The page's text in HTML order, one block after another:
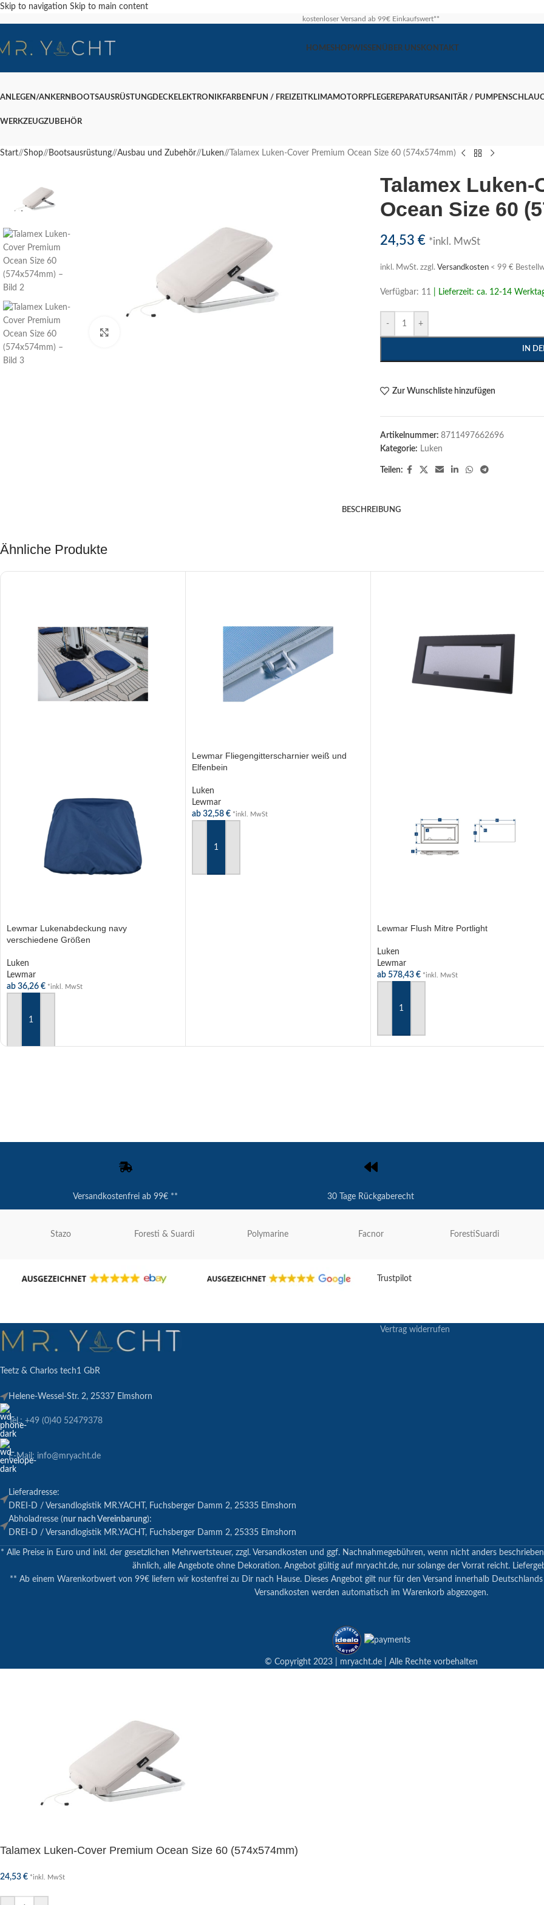
Skip to navigation Skip to main content
kostenloser Versand ab 99€ Einkaufswert**
HOMESHOPWISSEN ÜBER UNSKONTAKT
ANLEGEN/ANKERN BOOTSAUSRÜSTUNG DECK ELEKTRONIK FARBEN FUN / FREIZEITKLIMAMOTORPFLEGEREPARATURSANITÄR / PUMPEN
WERKZEUGZUBEHÖR
Start/ Shop/ Bootsausrüstung/ Ausbau und Zubehör/ Luken/ Talamex Luken-Cover Premium Ocean Size 60 (574x574mm)
Talamex Luken-
Ocean Size 60
24,53 € *inkl. MwSt
inkl. MwSt. zzgl. Versandkosten< 99 €
Verfügbar: 11 | Lieferzeit: ca. 12-14
- +
IN
Zur Wunschliste hinzufügen
Artikelnummer: 8711497662696
Kategorie: Luken
Teilen:
BESCHREIBUNG
Ähnliche Produkte
Lewmar Lukenabdeckung navy
verschiedene Größen
Luken
Lewmar
ab 36,26 € *inkl. MwSt
Lewmar Fliegengitterscharnier weiß und
Elfenbein
Luken
Lewmar
ab 32,58 € *inkl. MwSt
Lewmar Flush Mitre Portlight
Luken
Lewmar
ab 578,43 € *inkl. MwSt
Versandkostenfrei ab 99€ ** 30 Tage Rückgaberecht
Stazo Foresti & Suardi Polymarine Facnor ForestiSuardi
Trustpilot
Teetz & Charlos tech1 GbR
Helene-Wessel-Str. 2, 25337 Elmshorn
Tel.: +49 (0)40 52479378
E-Mail: info@mryacht.de
Lieferadresse:
DREI-D / Versandlogistik MR.YACHT, Fuchsberger Damm 2, 25335 Elmshorn
Abholadresse (nur nach Vereinbarung):
DREI-D / Versandlogistik MR.YACHT, Fuchsberger Damm 2, 25335 Elmshorn
Vertrag widerrufen
* Alle Preise in Euro und inkl. der gesetzlichen Mehrwertsteuer, zzgl. Versandkosten und ggf. Nachnahmegebühren, wenn nicht anders
ähnlich, alle Angebote ohne Dekoration. Angebot gültig auf mryacht.de, nur solange der Vorrat reicht.
** Ab einem Warenkorbwert von 99€ liefern wir kostenfrei zu Dir nach Hause. Dieses Angebot gilt nur für den Versand innerhalb
Versandkosten werden automatisch im Warenkorb abgezogen.
© Copyright 2023 | mryacht.de | Alle Rechte vorbehalten
Talamex Luken-Cover Premium Ocean Size 60 (574x574mm)
24,53 € *inkl. MwSt